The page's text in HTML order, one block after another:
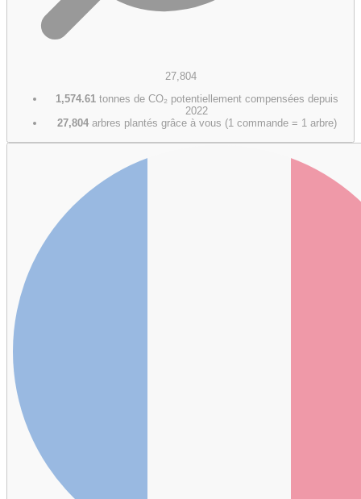
27,804
1,574.61tonnes de CO₂ potentiellement compensées depuis
2022
27,804 arbres plantés grâce à vous (1 commande = 1 arbre)